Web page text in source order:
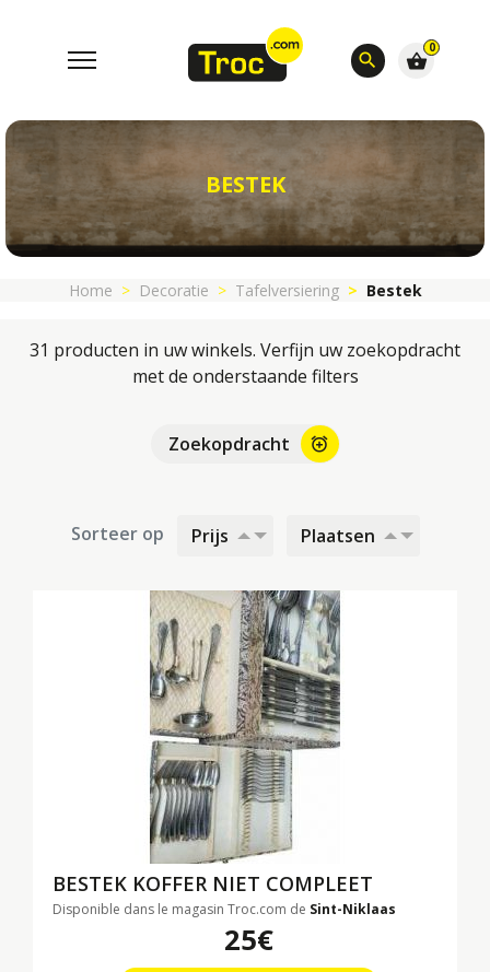
search
0
shopping_basket
BESTEK
Home Decoratie Tafelversiering Bestek
31 producten in uw winkels. Verfijn uw zoekopdracht
met de onderstaande filters
Zoekopdracht alarm_add
Sorteer op Prijs Plaatsen
BESTEK KOFFER NIET COMPLEET
Disponible dans le magasin Troc.com de Sint-Niklaas
25€